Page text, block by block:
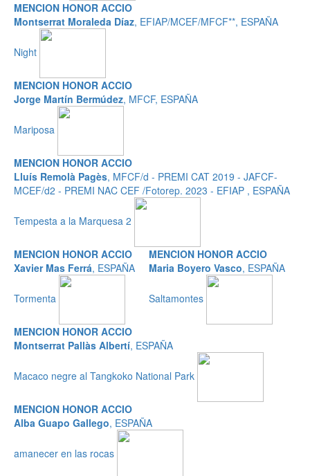
MENCION HONOR ACCIO
Montserrat Moraleda Díaz, EFIAP/MCEF/MFCF**, ESPAÑA
Night
MENCION HONOR ACCIO
Jorge Martín Bermúdez, MFCF, ESPAÑA
Mariposa
MENCION HONOR ACCIO
Lluís Remolà Pagès, MFCF/d - PREMI CAT 2019 - JAFCF-
MCEF/d2 - PREMI NAC CEF /Fotorep. 2023 - EFIAP , ESPAÑA
Tempesta a la Marquesa 2
MENCION HONOR ACCIO
Xavier Mas Ferrá, ESPAÑA
Tormenta
MENCION HONOR ACCIO
Maria Boyero Vasco, ESPAÑA
Saltamontes
MENCION HONOR ACCIO
Montserrat Pallàs Albertí, ESPAÑA
Macaco negre al Tangkoko National Park
MENCION HONOR ACCIO
Alba Guapo Gallego, ESPAÑA
amanecer en las rocas